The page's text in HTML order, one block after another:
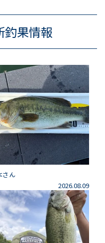
釣果情報
さん
2026.08.09